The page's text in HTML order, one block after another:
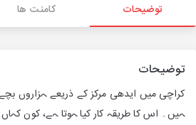
توضیحات کامنت ها
توضیحات
کراچی میں ایدھی مرکز کے ذریعے ہزاروں بچے
ہیں۔ اس کا طریقہ کار کیا ہوتا ہے، کون